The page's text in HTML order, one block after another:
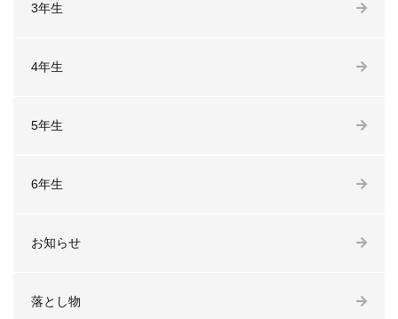
3年生
4年生
5年生
6年生
お知らせ
落とし物